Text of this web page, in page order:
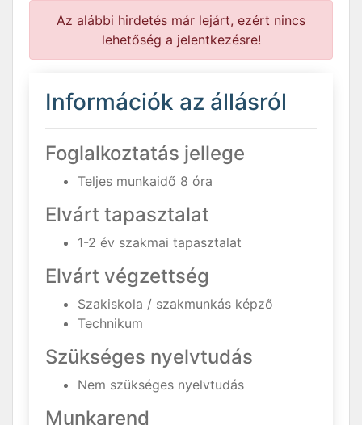
Az alábbi hirdetés már lejárt, ezért nincs
lehetőség a jelentkezésre!
Információk az állásról
Foglalkoztatás jellege
Teljes munkaidő 8 óra
Elvárt tapasztalat
1-2 év szakmai tapasztalat
Elvárt végzettség
Szakiskola / szakmunkás képző
Technikum
Szükséges nyelvtudás
Nem szükséges nyelvtudás
Munkarend